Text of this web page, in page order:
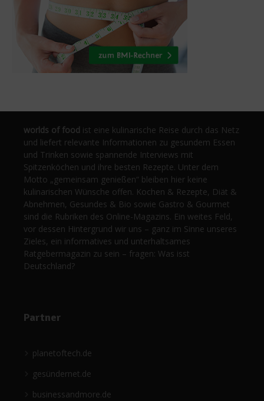
worlds of food ist eine kulinarische Reise durch das Netz
und liefert relevante Informationen zu gesundem Essen
und Trinken sowie spannende Interviews mit
Spitzenköchen und ihre besten Rezepte. Unter dem
Motto „gemeinsam genießen“ bleiben hier keine
kulinarischen Wünsche offen. Kochen & Rezepte, Diät &
Abnehmen, Gesundes & Bio sowie Gastro & Gourmet
sind die Rubriken des Online-Magazins. Ein weites Feld,
vor dessen Hintergrund wir uns – ganz im Sinne unseres
Zieles, ein informatives und unterhaltsames
Ratgebermagazin zu sein – fragen: Was isst
Deutschland?
Partner
planetoftech.de
gesündernet.de
businessandmore.de